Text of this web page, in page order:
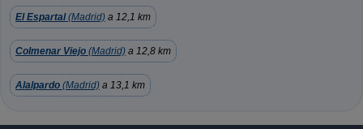
El Espartal(Madrid) a 12,1 km
Colmenar Viejo (Madrid) a 12,8 km
Alalpardo (Madrid) a 13,1 km